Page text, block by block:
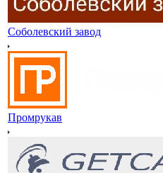
Соболевский завод
Промрукав